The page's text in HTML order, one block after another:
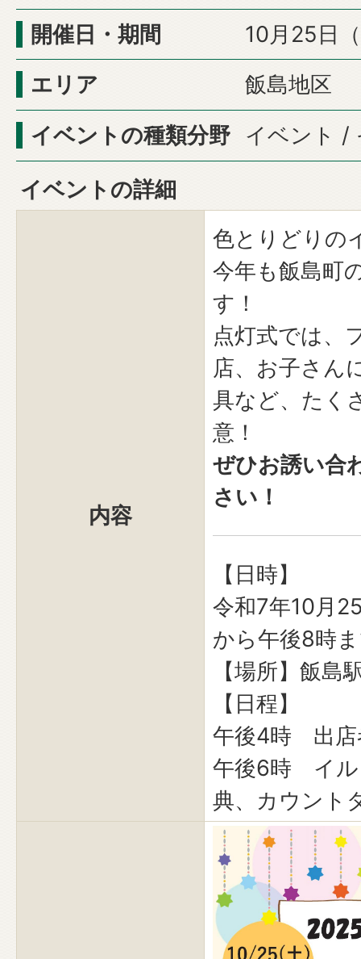
開催日・期間
10月25日
エリア
飯島地区
イベントの種類分野
イベント /
イベントの詳細
内容
色とりどりの
今年も飯島町
す！
点灯式では、
店、お子さん
具など、たく
意！
ぜひお誘い合
さい！
【日時】
令和7年10月
から午後8時
【場所】飯島
【日程】
午後4時 出店
午後6時 イル
典、カウント